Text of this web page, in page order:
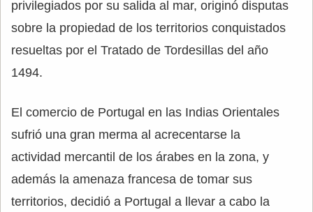
privilegiados por su salida al mar, originó disputas
sobre la propiedad de los territorios conquistados
resueltas por el Tratado de Tordesillas del año
1494.
El comercio de Portugal en las Indias Orientales
sufrió una gran merma al acrecentarse la
actividad mercantil de los árabes en la zona, y
además la amenaza francesa de tomar sus
territorios, decidió a Portugal a llevar a cabo la